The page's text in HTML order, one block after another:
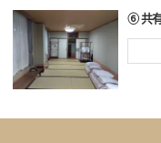
⑥ 共